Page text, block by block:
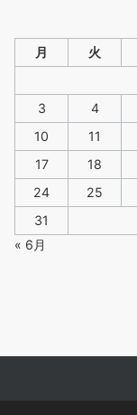
月 火
3
4
10
11
17
18
24
25
31
« 6月